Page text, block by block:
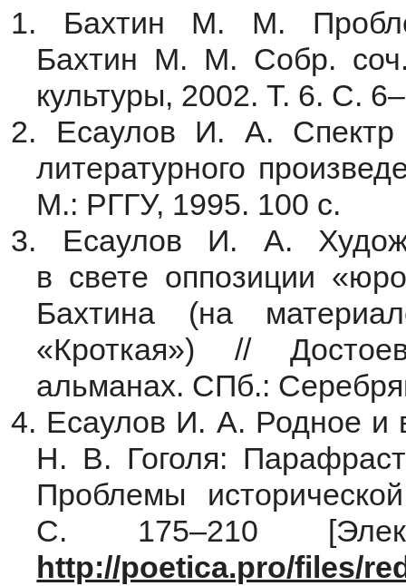
1. Бахтин М. М.
Бахтин М. М. Собр.
культуры, 2002. Т. 6. С.
2. Есаулов И. А. Спектр
литературного
М.: РГГУ, 1995. 100 с.
3. Есаулов И. А.
в свете оппозиции
Бахтина (на
«Кроткая») //
альманах. СПб.:
4. Есаулов И. А. Родное и
Н. В. Гоголя:
Проблемы
С. 175–210
http://poetica.pro/files/